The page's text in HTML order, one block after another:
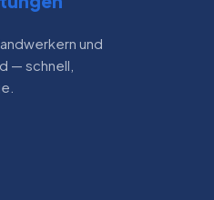
und
— schnell,